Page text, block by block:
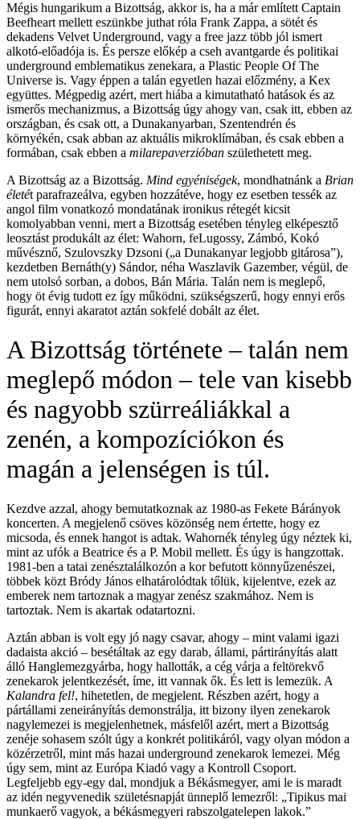
Mégis hungarikum a Bizottság, akkor is, ha a már említett Captain
Beefheart mellett eszünkbe juthat róla Frank Zappa, a sötét és
dekadens Velvet Underground, vagy a free jazz több jól ismert
alkotó-előadója is. És persze előkép a cseh avantgarde és politikai
underground emblematikus zenekara, a Plastic People Of The
Universe is. Vagy éppen a talán egyetlen hazai előzmény, a Kex
együttes. Mégpedig azért, mert hiába a kimutatható hatások és az
ismerős mechanizmus, a Bizottság úgy ahogy van, csak itt, ebben az
országban, és csak ott, a Dunakanyarban, Szentendrén és
környékén, csak abban az aktuális mikroklímában, és csak ebben a
formában, csak ebben a milarepaverzióban születhetett meg.
A Bizottság az a Bizottság. Mind egyéniségek, mondhatnánk a Brian
életét parafrazeálva, egyben hozzátéve, hogy ez esetben tessék az
angol film vonatkozó mondatának ironikus rétegét kicsit
komolyabban venni, mert a Bizottság esetében tényleg elképesztő
leosztást produkált az élet: Wahorn, feLugossy, Zámbó, Kokó
művésznő, Szulovszky Dzsoni („a Dunakanyar legjobb gitárosa”),
kezdetben Bernáth(y) Sándor, néha Waszlavik Gazember, végül, de
nem utolsó sorban, a dobos, Bán Mária. Talán nem is meglepő,
hogy öt évig tudott ez így működni, szükségszerű, hogy ennyi erős
figurát, ennyi akaratot aztán sokfelé dobált az élet.
A Bizottság története – talán nem
meglepő módon – tele van kisebb
és nagyobb szürreáliákkal a
zenén, a kompozíciókon és
magán a jelenségen is túl.
Kezdve azzal, ahogy bemutatkoznak az 1980-as Fekete Bárányok
koncerten. A megjelenő csöves közönség nem értette, hogy ez
micsoda, és ennek hangot is adtak. Wahornék tényleg úgy néztek ki,
mint az ufók a Beatrice és a P. Mobil mellett. És úgy is hangzottak.
1981-ben a tatai zenésztalálkozón a kor befutott könnyűzenészei,
többek közt Bródy János elhatárolódtak tőlük, kijelentve, ezek az
emberek nem tartoznak a magyar zenész szakmához. Nem is
tartoztak. Nem is akartak odatartozni.
Aztán abban is volt egy jó nagy csavar, ahogy – mint valami igazi
dadaista akció – besétáltak az egy darab, állami, pártirányítás alatt
álló Hanglemezgyárba, hogy hallották, a cég várja a feltörekvő
zenekarok jelentkezését, íme, itt vannak ők. És lett is lemezük. A
Kalandra fel!, hihetetlen, de megjelent. Részben azért, hogy a
pártállami zeneirányítás demonstrálja, itt bizony ilyen zenekarok
nagylemezei is megjelenhetnek, másfelől azért, mert a Bizottság
zenéje sohasem szólt úgy a konkrét politikáról, vagy olyan módon a
közérzetről, mint más hazai underground zenekarok lemezei. Még
úgy sem, mint az Európa Kiadó vagy a Kontroll Csoport.
Legfeljebb egy-egy dal, mondjuk a Békásmegyer, ami le is maradt
az idén negyvenedik születésnapját ünneplő lemezről: „Tipikus mai
munkaerő vagyok, a békásmegyeri rabszolgatelepen lakok.”